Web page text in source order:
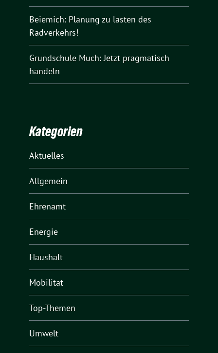
Beiemich: Planung zu lasten des
Radverkehrs!
Grundschule Much: Jetzt pragmatisch
handeln
Kategorien
Aktuelles
Allgemein
Ehrenamt
Energie
Haushalt
Mobilität
Top-Themen
Umwelt